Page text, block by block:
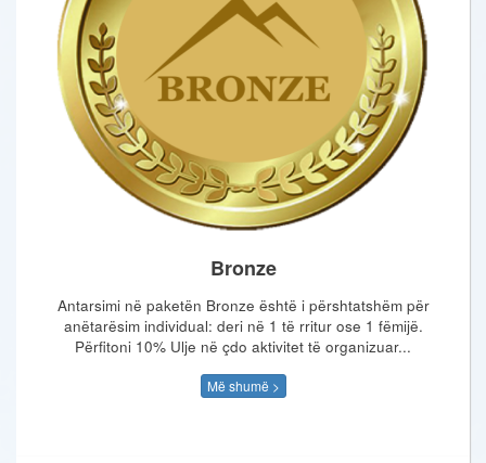
Bronze
Antarsimi në paketën Bronze është i përshtatshëm për
anëtarësim individual: deri në 1 të rritur ose 1 fëmijë.
Përfitoni 10% Ulje në çdo aktivitet të organizuar...
Më shumë >